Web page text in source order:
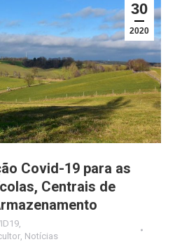
30
2020
Covid-19 para as
Centrais de
Notícias